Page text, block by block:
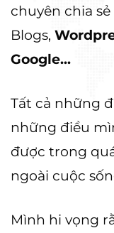
chuyên chia
Blogs,
Google...
Tất cả những
những điều
được trong
ngoài cuộc
Mình hi vọng